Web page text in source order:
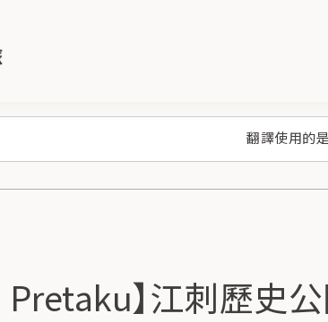
翻譯使用的
Pretaku】江刺歷史